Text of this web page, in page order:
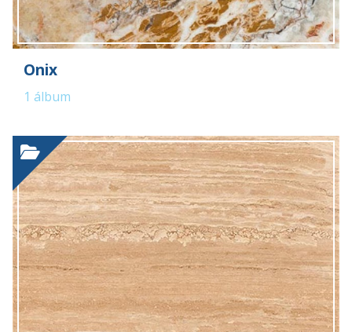
Onix
1 álbum